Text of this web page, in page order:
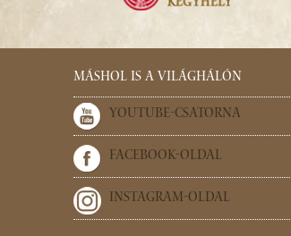
MÁSHOL IS A VILÁGHÁLÓN
YOUTUBE-CSATORNA
FACEBOOK-OLDAL
INSTAGRAM-OLDAL